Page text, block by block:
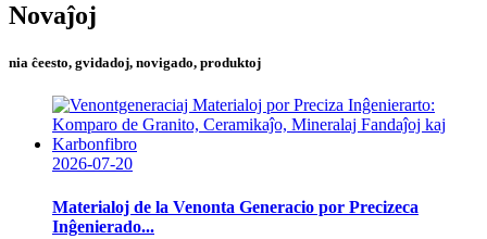
Novaĵoj
nia ĉeesto, gvidadoj, novigado, produktoj
2026-07-20
Materialoj de la Venonta Generacio por Precizeca
Inĝenierado...